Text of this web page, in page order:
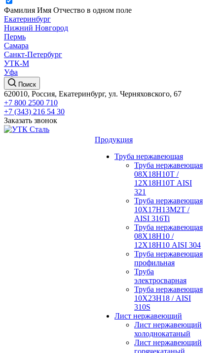
Фамилия Имя Отчество в одном поле
Екатеринбург
Нижний Новгород
Пермь
Самара
Санкт-Петербург
УТК-М
Уфа
Поиск
620010, Россия, Екатеринбург, ул. Черняховского, 67
+7 800 2500 710
+7 (343) 216 54 30
Заказать звонок
Продукция
Труба нержавеющая
Труба нержавеющая
08Х18Н10Т /
12Х18Н10Т AISI
321
Труба нержавеющая
10Х17Н13М2Т /
AISI 316Ti
Труба нержавеющая
08Х18Н10 /
12Х18Н10 AISI 304
Труба нержавеющая
профильная
Труба
электросварная
Труба нержавеющая
10Х23Н18 / AISI
310S
Лист нержавеющий
Лист нержавеющий
холоднокатаный
Лист нержавеющий
горячекатаный